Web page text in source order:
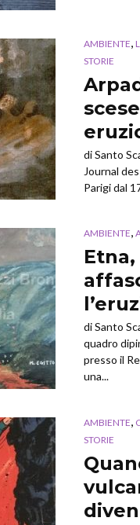
AMBIENTE,
STORIE
di Santo
Journal
Parigi dal
AMBIENTE,
di Santo
quadro
presso il
una...
AMBIENTE,
STORIE